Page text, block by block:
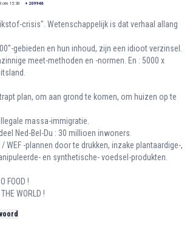
om 15:30 + 209946
crisis". Wetenschappelijk is dat verhaal allang
gebieden en hun inhoud, zijn een idioot verzinsel.
meet-methoden en -normen. En : 5000 x
plan, om aan grond te komen, om huizen op te
massa-immigratie.
Ned-Bel-Du : 30 millioen inwoners.
/ WEF -plannen door te drukken, inzake plantaardige-,
en synthetische- voedsel-produkten.
FOOD !
WORLD !